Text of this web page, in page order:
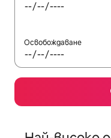
Освобождаване